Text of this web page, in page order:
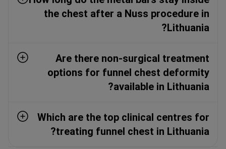
the chest after a Nuss procedure in
Lithuania?
Are there non-surgical treatment
options for funnel chest deformity
available in Lithuania?
Which are the top clinical centres for
treating funnel chest in Lithuania?